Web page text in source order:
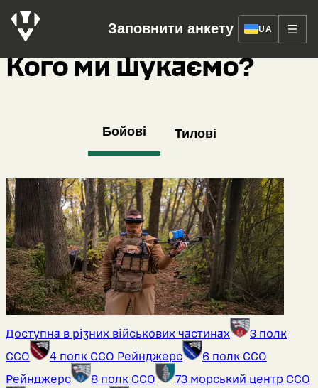
Заповнити анкету UA
СПЕЦІАЛЬНИХ
Кого ми шукаємо?
Бойові Тилові
Доступна в різних військових частинах
3 полк
ССО
4 полк ССО Рейнджерс
6 полк ССО
Рейнджерс
8 полк ССО
73 морський центр ССО